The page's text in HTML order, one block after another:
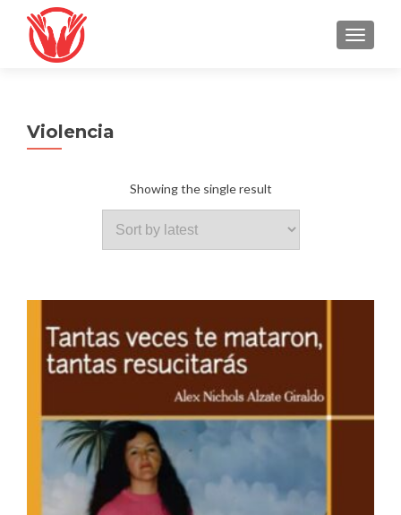
Violencia
Showing the single result